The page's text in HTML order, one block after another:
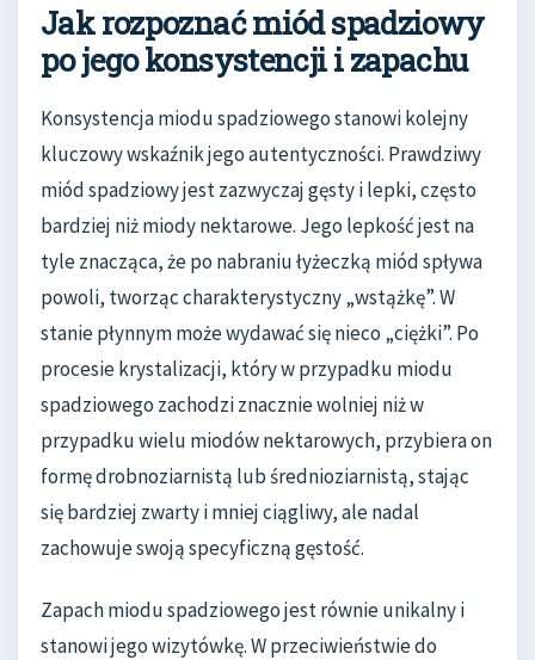
Jak rozpoznać miód spadziowy
po jego konsystencji i zapachu
Konsystencja miodu spadziowego stanowi kolejny
kluczowy wskaźnik jego autentyczności. Prawdziwy
miód spadziowy jest zazwyczaj gęsty i lepki, często
bardziej niż miody nektarowe. Jego lepkość jest na
tyle znacząca, że po nabraniu łyżeczką miód spływa
powoli, tworząc charakterystyczny „wstążkę”. W
stanie płynnym może wydawać się nieco „ciężki”. Po
procesie krystalizacji, który w przypadku miodu
spadziowego zachodzi znacznie wolniej niż w
przypadku wielu miodów nektarowych, przybiera on
formę drobnoziarnistą lub średnioziarnistą, stając
się bardziej zwarty i mniej ciągliwy, ale nadal
zachowuje swoją specyficzną gęstość.
Zapach miodu spadziowego jest równie unikalny i
stanowi jego wizytówkę. W przeciwieństwie do